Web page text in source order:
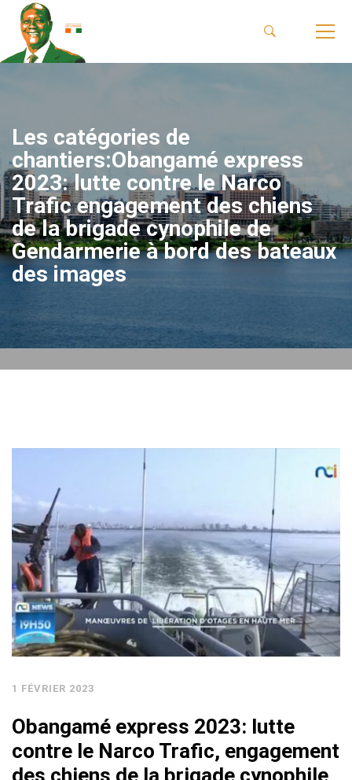
Les catégories de
chantiers:Obangamé express
2023: lutte contre le Narco
Trafic engagement des chiens
de la brigade cynophile de
Gendarmerie à bord des bateaux
des images
1 FÉVRIER 2023
Obangamé express 2023: lutte
contre le Narco Trafic, engagement